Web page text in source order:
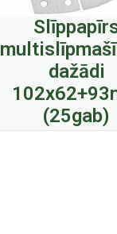
dažādi
(25gab)